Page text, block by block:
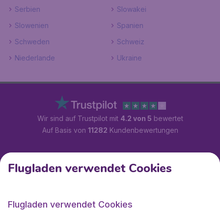
Serbien
Slowakei
Slowenien
Spanien
Schweden
Schweiz
Niederlande
Ukraine
Wir sind auf Trustpilot mit 4.2 von 5 bewertet
Auf Basis von 11282 Kundenbewertungen
Kundenservice
Flugladen.at
Flugladen verwendet Cookies
Flugladen verwendet Cookies